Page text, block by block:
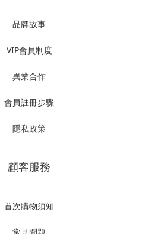
品牌故事
VIP會員制度
異業合作
會員註冊步驟
隱私政策
顧客服務
首次購物須知
常見問題